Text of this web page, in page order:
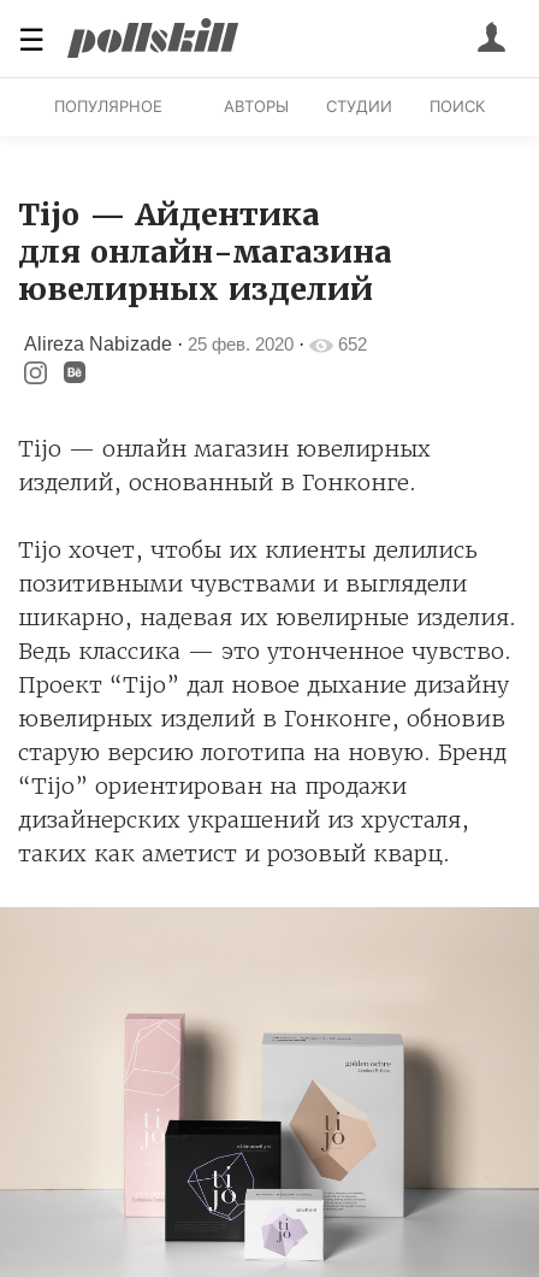
☰
ПОПУЛЯРНОЕ АВТОРЫ СТУДИИ ПОИСК
Tijo — Айдентика
для онлайн-магазина
ювелирных изделий
Alireza Nabizade · 25 фев. 2020 · 652
Tijo — онлайн магазин ювелирных
изделий, основанный в Гонконге.
Tijo хочет, чтобы их клиенты делились
позитивными чувствами и выглядели
шикарно, надевая их ювелирные изделия.
Ведь классика — это утонченное чувство.
Проект “Tijo” дал новое дыхание дизайну
ювелирных изделий в Гонконге, обновив
старую версию логотипа на новую. Бренд
“Tijo” ориентирован на продажи
дизайнерских украшений из хрусталя,
таких как аметист и розовый кварц.